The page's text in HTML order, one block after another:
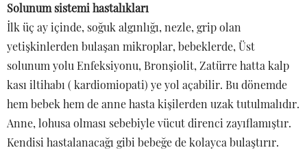
Solunum sistemi hastalıkları
İlk üç ay içinde, soğuk algınlığı, nezle, grip olan
yetişkinlerden bulaşan mikroplar, bebeklerde, Üst
solunum yolu Enfeksiyonu, Bronşiolit, Zatürre hatta kalp
kası iltihabı ( kardiomiopati) ye yol açabilir. Bu dönemde
hem bebek hem de anne hasta kişilerden uzak tutulmalıdır.
Anne, lohusa olması sebebiyle vücut direnci zayıflamıştır.
Kendisi hastalanacağı gibi bebeğe de kolayca bulaştırır.